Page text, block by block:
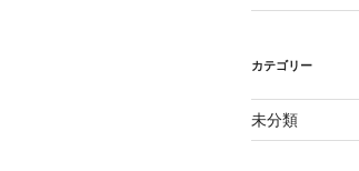
カテゴリー
未分類